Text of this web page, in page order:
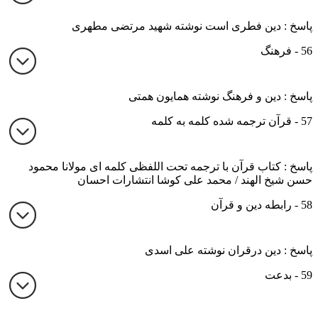
پاسخ : دین فطری است نوشته شهید مرتضی مطهری
56 - فرهنگ
پاسخ : دین و فرهنگ نوشته همایون همتی
57 - قرآن ترجمه شده کلمه به کلمه
پاسخ : کتاب قرآن با ترجمه تحت اللفظی کلمه ای مولانا محمود
حسن شیخ الهند / محمد علی کوشا انتشارات احسان
58 - رابطه دین و قرآن
پاسخ : دین درقران نوشته علی اسدی
59 - بدعت